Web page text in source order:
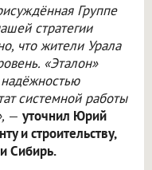
Группе
стратегии
что жители Урала
«Эталон»
системной работы
— уточнил Юрий
и строительству,
Сибирь.